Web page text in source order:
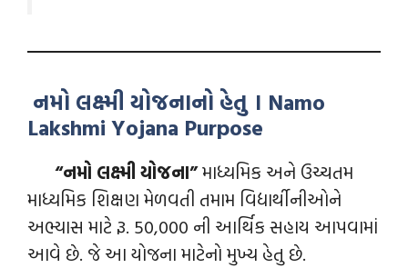
નમો લક્ષ્મી યોજનાનો હેતુ । Namo
Lakshmi Yojana Purpose
“નમો લક્ષ્મી યોજના”માધ્યમિક અને ઉચ્ચતમ
માધ્યમિક શિક્ષણ મેળવતી તમામ વિદ્યાર્થીનીઓને
અભ્યાસ માટે રૂ. 50,000 ની આર્થિક સહાય આપવામાં
આવે છે. જે આ યોજના માટેનો મુખ્ય હેતુ છે.